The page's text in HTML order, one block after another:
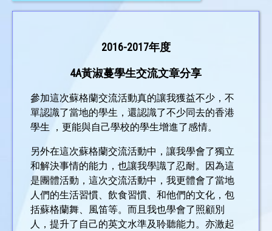
2016-2017年度
4A黃淑蔓學生交流文章分享
參加這次蘇格蘭交流活動真的讓我獲益不少，不
單認識了當地的學生，還認識了不少同去的香港
學生 ，更能與自己學校的學生增進了感情。
另外在這次蘇格蘭交流活動中，讓我學會了獨立
和解決事情的能力，也讓我學識了忍耐。因為這
是團體活動，這次交流活動中，我更體會了當地
人們的生活習慣、飲食習慣、和他們的文化，包
括蘇格蘭舞、風笛等。而且我也學會了照顧別
人，提升了自己的英文水準及聆聽能力。亦激起